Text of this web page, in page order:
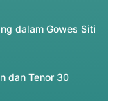
dalam Gowes Siti
dan Tenor 30